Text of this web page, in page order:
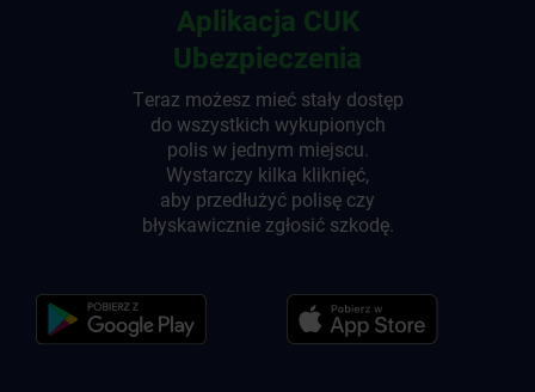
Aplikacja CUK
Ubezpieczenia
Teraz możesz mieć stały dostęp
do wszystkich wykupionych
polis w jednym miejscu.
Wystarczy kilka kliknięć,
aby przedłużyć polisę czy
błyskawicznie zgłosić szkodę.